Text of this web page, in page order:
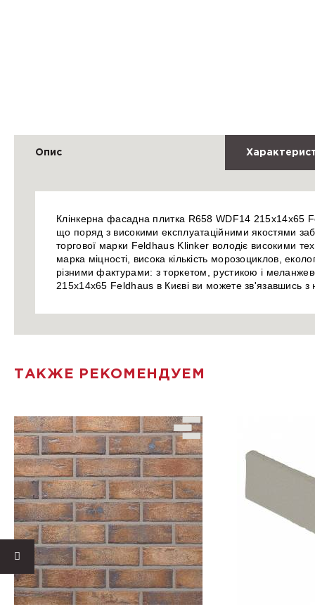
Опис
Клінкерна фасадна плитка R658 WDF14 215x14x65
що поряд з високими експлуатаційними якостями
торгової марки Feldhaus Klinker володіє високими
марка міцності, висока кількість морозоциклов,
різними фактурами: з торкетом, рустикою і
215x14x65 Feldhaus в Києві ви можете зв'язавшись
ТАКЖЕ РЕКОМЕНДУЕМ